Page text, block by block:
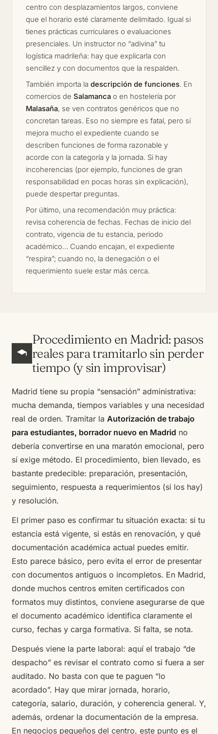
centro con desplazamientos largos, conviene
que el horario esté claramente delimitado. Igual si
tienes prácticas curriculares o evaluaciones
presenciales. Un instructor no “adivina” tu
logística madrileña: hay que explicarla con
sencillez y con documentos que la respalden.
También importa la descripción de funciones. En
comercios de Salamanca o en hostelería por
Malasaña, se ven contratos genéricos que no
concretan tareas. Eso no siempre es fatal, pero sí
mejora mucho el expediente cuando se
describen funciones de forma razonable y
acorde con la categoría y la jornada. Si hay
incoherencias (por ejemplo, funciones de gran
responsabilidad en pocas horas sin explicación),
puede despertar preguntas.
Por último, una recomendación muy práctica:
revisa coherencia de fechas. Fechas de inicio del
contrato, vigencia de tu estancia, periodo
académico… Cuando encajan, el expediente
“respira”; cuando no, la denegación o el
requerimiento suele estar más cerca.
Procedimiento en Madrid: pasos
reales para tramitarlo sin perder
tiempo (y sin improvisar)
Madrid tiene su propia “sensación” administrativa:
mucha demanda, tiempos variables y una necesidad
real de orden. Tramitar la Autorización de trabajo
para estudiantes, borrador nuevo en Madrid no
debería convertirse en una maratón emocional, pero
sí exige método. El procedimiento, bien llevado, es
bastante predecible: preparación, presentación,
seguimiento, respuesta a requerimientos (si los hay)
y resolución.
El primer paso es confirmar tu situación exacta: si tu
estancia está vigente, si estás en renovación, y qué
documentación académica actual puedes emitir.
Esto parece básico, pero evita el error de presentar
con documentos antiguos o incompletos. En Madrid,
donde muchos centros emiten certificados con
formatos muy distintos, conviene asegurarse de que
el documento académico identifica claramente el
curso, fechas y carga formativa. Si falta, se nota.
Después viene la parte laboral: aquí el trabajo “de
despacho” es revisar el contrato como si fuera a ser
auditado. No basta con que te paguen “lo
acordado”. Hay que mirar jornada, horario,
categoría, salario, duración, y coherencia general. Y,
además, ordenar la documentación de la empresa.
En negocios pequeños del centro, este punto es el